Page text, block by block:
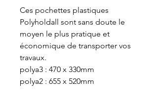
Ces pochettes plastiques
Polyholdall sont sans doute le
moyen le plus pratique et
économique de transporter vos
travaux.
polya3 : 470 x 330mm
polya2 : 655 x 520mm